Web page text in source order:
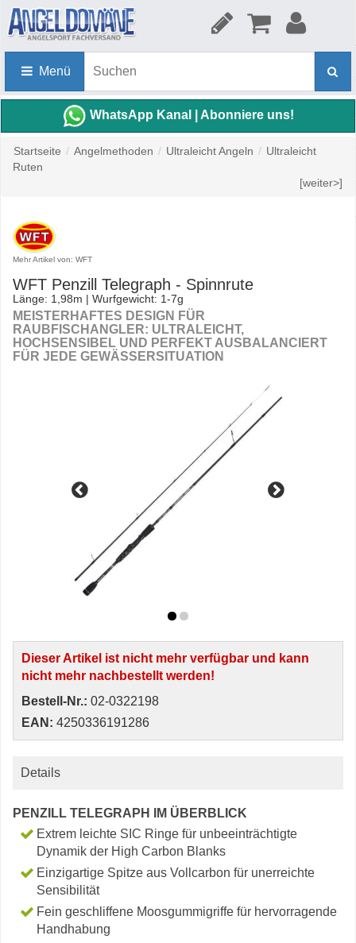
Menü
WhatsApp Kanal | Abonniere uns!
Startseite / Angelmethoden / Ultraleicht Angeln / Ultraleicht
Ruten
[weiter>]
Mehr Artikel von: WFT
WFT Penzill Telegraph - Spinnrute
Länge: 1,98m | Wurfgewicht: 1-7g
MEISTERHAFTES DESIGN FÜR
RAUBFISCHANGLER: ULTRALEICHT,
HOCHSENSIBEL UND PERFEKT AUSBALANCIERT
FÜR JEDE GEWÄSSERSITUATION
Dieser Artikel ist nicht mehr verfügbar und kann
nicht mehr nachbestellt werden!
Bestell-Nr.: 02-0322198
EAN: 4250336191286
Details
PENZILL TELEGRAPH IM ÜBERBLICK
Extrem leichte SIC Ringe für unbeeinträchtigte
Dynamik der High Carbon Blanks
Einzigartige Spitze aus Vollcarbon für unerreichte
Sensibilität
Fein geschliffene Moosgummigriffe für hervorragende
Handhabung